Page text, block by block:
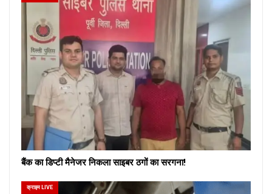
बैंक का डिप्टी मैनेजर निकला साइबर ठगों का सरगना!
क्राइम LIVE